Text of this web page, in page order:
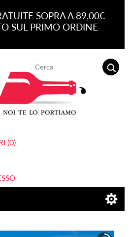
SOPRA A 89,00€
SUL PRIMO ORDINE
(0)